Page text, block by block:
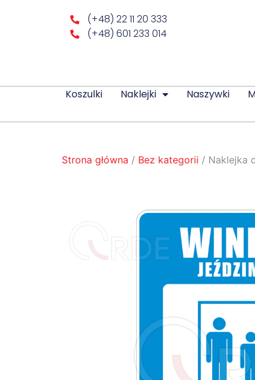
(+48) 22 11 20 333
(+48) 601 233 014
Koszulki Naklejki Naszywki
Strona główna / Bez kategorii / Naklejka